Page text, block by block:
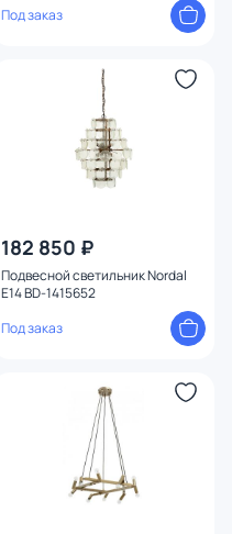
Под заказ
182 850 ₽
Подвесной светильник Nordal
E14 BD-1415652
Под заказ